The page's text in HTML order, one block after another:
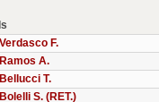
Verdasco F.
Ramos A.
Bellucci T.
Bolelli S. (RET.)